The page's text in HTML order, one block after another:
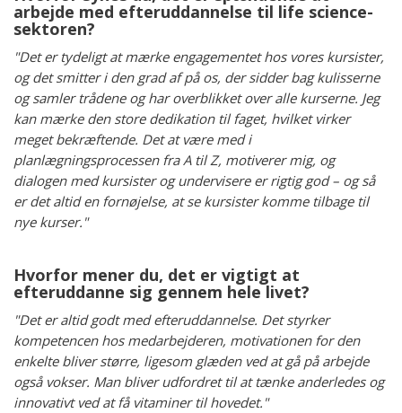
arbejde med efteruddannelse til life science-
sektoren?
"Det er tydeligt at mærke engagementet hos vores kursister,
og det smitter i den grad af på os, der sidder bag kulisserne
og samler trådene og har overblikket over alle kurserne. Jeg
kan mærke den store dedikation til faget, hvilket virker
meget bekræftende. Det at være med i
planlægningsprocessen fra A til Z, motiverer mig, og
dialogen med kursister og undervisere er rigtig god – og så
er det altid en fornøjelse, at se kursister komme tilbage til
nye kurser."
Hvorfor mener du, det er vigtigt at
efteruddanne sig gennem hele livet?
"Det er altid godt med efteruddannelse. Det styrker
kompetencen hos medarbejderen, motivationen for den
enkelte bliver større, ligesom glæden ved at gå på arbejde
også vokser. Man bliver udfordret til at tænke anderledes og
innovativt ved at få vitaminer til hovedet."